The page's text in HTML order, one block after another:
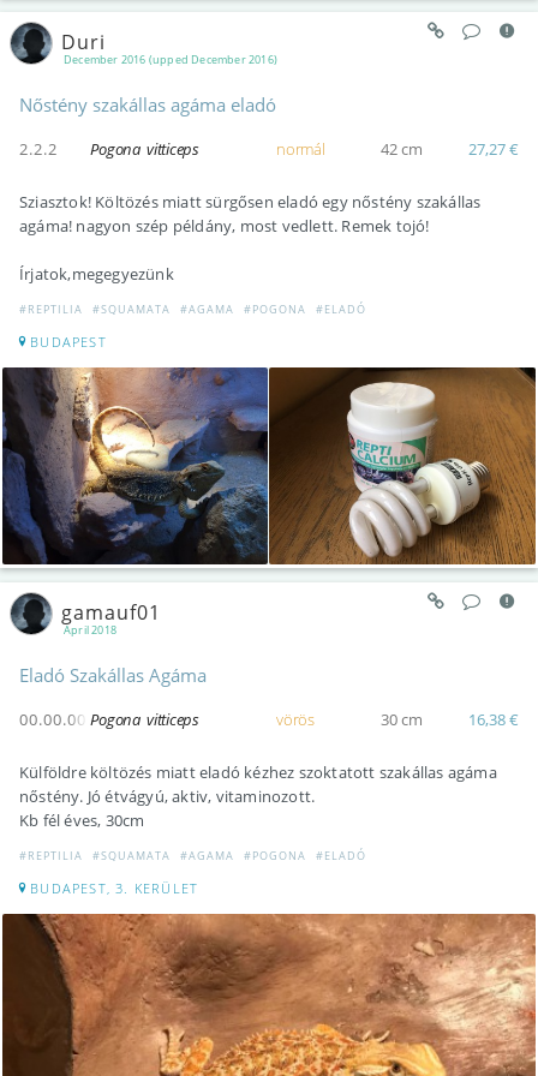
December 2016 (upped December 2016)
Duri
Nőstény szakállas agáma eladó
2.2.2 Pogona vitticeps normál 42 cm 27,27 €
Sziasztok! Költözés miatt sürgősen eladó egy nőstény szakállas
agáma! nagyon szép példány, most vedlett. Remek tojó!
Írjatok,megegyezünk
#REPTILIA #SQUAMATA #AGAMA #POGONA #ELADÓ
BUDAPEST
April 2018
gamauf01
Eladó Szakállas Agáma
00.00.00 Pogona vitticeps vörös 30 cm 16,38 €
Külföldre költözés miatt eladó kézhez szoktatott szakállas agáma
nőstény. Jó étvágyú, aktiv, vitaminozott.
Kb fél éves, 30cm
#REPTILIA #SQUAMATA #AGAMA #POGONA #ELADÓ
BUDAPEST, 3. KERÜLET